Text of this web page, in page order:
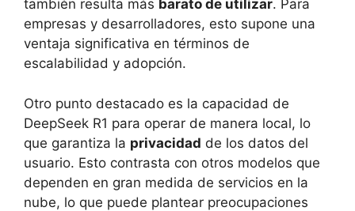
también resulta más barato de utilizar. Para
empresas y desarrolladores, esto supone una
ventaja significativa en términos de
escalabilidad y adopción.
Otro punto destacado es la capacidad de
DeepSeek R1 para operar de manera local, lo
que garantiza la privacidad de los datos del
usuario. Esto contrasta con otros modelos que
dependen en gran medida de servicios en la
nube, lo que puede plantear preocupaciones